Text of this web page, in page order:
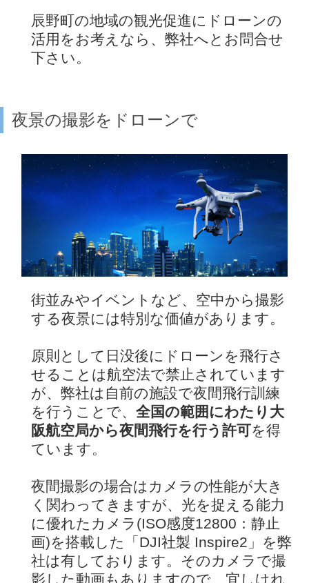
辰野町の地域の観光促進にドローンの
活用をお考えなら、弊社へとお問合せ
下さい。
夜景の撮影をドローンで
街並みやイベントなど、空中から撮影
する夜景には特別な価値があります。
原則として日没後にドローンを飛行さ
せることは航空法で禁止されています
が、弊社は自前の施設で夜間飛行訓練
を行うことで、 全国の範囲にわたり大
阪航空局から夜間飛行を行う許可を得
ています。
夜間撮影の場合はカメラの性能が大き
く関わってきますが、光を捉える能力
に優れたカメラ(ISO感度12800：静止
画)を搭載した「DJI社製 Inspire2」を弊
社は有しております。そのカメラで撮
影した動画もありますので、宜しけれ